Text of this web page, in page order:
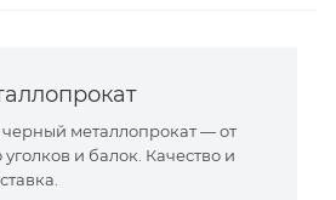
металлопрокат — от
уголков и балок. Качество и